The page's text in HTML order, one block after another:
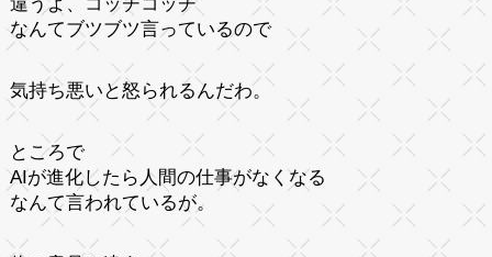
なんてブツブツ言っているので
気持ち悪いと怒られるんだわ。
ところで
AIが進化したら人間の仕事がなくなる
なんて言われているが。